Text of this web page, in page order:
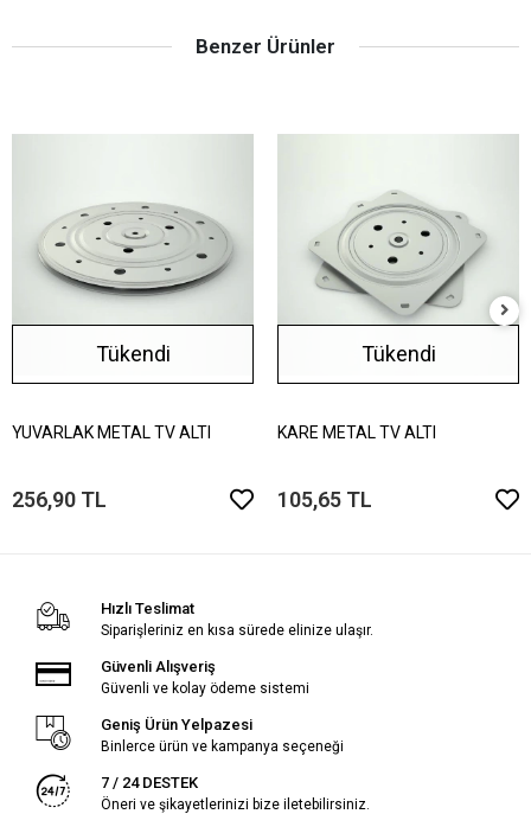
Benzer Ürünler
Tükendi
YUVARLAK METAL TV ALTI
256,90 TL
Tükendi
KARE METAL TV ALTI
105,65 TL
Hızlı Teslimat
Siparişleriniz en kısa sürede elinize ulaşır.
Güvenli Alışveriş
Güvenli ve kolay ödeme sistemi
Geniş Ürün Yelpazesi
Binlerce ürün ve kampanya seçeneği
7 / 24 DESTEK
Öneri ve şikayetlerinizi bize iletebilirsiniz.